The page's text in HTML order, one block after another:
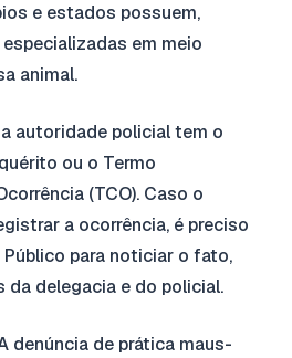
e estados possuem,
em meio
animal.
autoridade policial tem o
ou o Termo
(TCO). Caso o
a ocorrência, é preciso
para noticiar o fato,
da delegacia e do policial.
denúncia de prática maus-